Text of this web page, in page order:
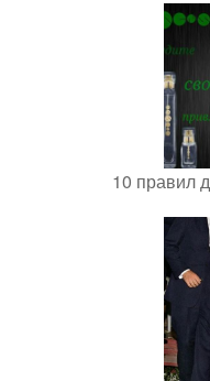
10 правил